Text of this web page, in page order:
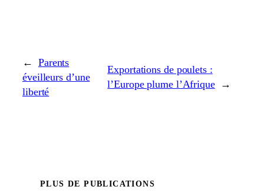
← Parents
éveilleurs d’une
liberté
Exportations de poulets :
l’Europe plume l’Afrique
→
PLUS DE PUBLICATIONS